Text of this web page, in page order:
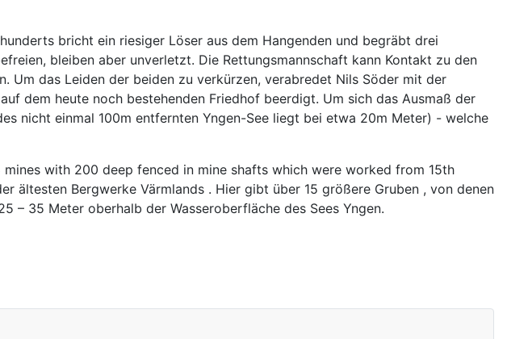
bricht ein riesiger Löser aus dem Hangenden und begräbt drei
bleiben aber unverletzt. Die Rettungsmannschaft kann Kontakt zu den
Um das Leiden der beiden zu verkürzen, verabredet Nils Söder mit der
dem heute noch bestehenden Friedhof beerdigt. Um sich das Ausmaß der
nicht einmal 100m entfernten Yngen-See liegt bei etwa 20m Meter) - welche
mines with 200 deep fenced in mine shafts which were worked from 15th
ältesten Bergwerke Värmlands . Hier gibt über 15 größere Gruben , von denen
– 35 Meter oberhalb der Wasseroberfläche des Sees Yngen.